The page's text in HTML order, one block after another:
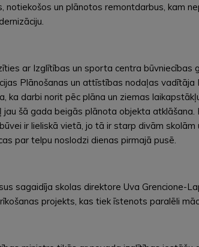
notiekošos un plānotos remontdarbus, kam
ar Izglītības un sporta centra būvniecības
Plānošanas un attīstības nodaļas vadītāja
ka darbi norit pēc plāna un ziemas
šā gada beigās plānota objekta atklāšana.
ir lieliskā vietā, jo tā ir starp divām
par telpu noslodzi dienas pirmajā pusē.
sagaidīja skolas direktore Uva Grencione-
projekts, kas tiek īstenots paralēli